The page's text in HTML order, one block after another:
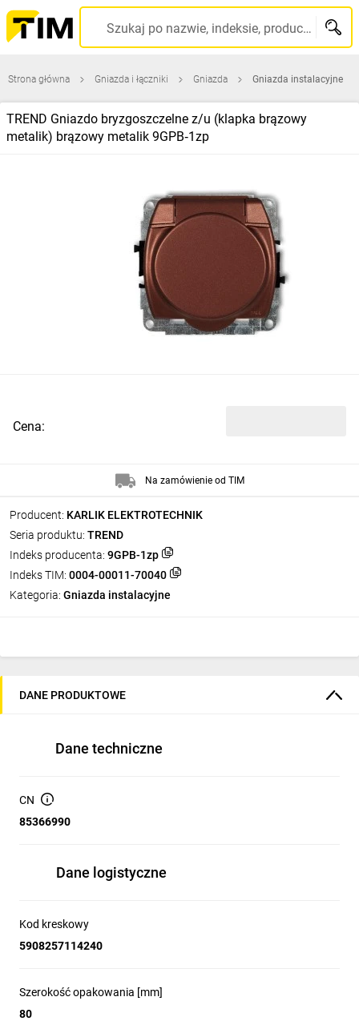
Szukaj po nazwie, indeksie, producencie, kodzie kreskowym...
Strona główna Gniazda i łączniki Gniazda Gniazda instalacyjne
TREND Gniazdo bryzgoszczelne z/u (klapka brązowy
metalik) brązowy metalik 9GPB‑1zp
Producent: KARLIK ELEKTROTECHNIK
Seria produktu: TREND
Indeks producenta: 9GPB-1zp
Indeks TIM: 0004-00011-70040
Kategoria: Gniazda instalacyjne
Cena:
Na zamówienie od TIM
DANE PRODUKTOWE
Dane techniczne
CN
85366990
Dane logistyczne
Kod kreskowy
5908257114240
Szerokość opakowania [mm]
80